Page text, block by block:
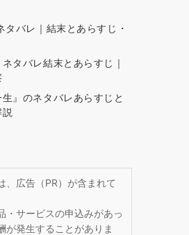
バレ｜結末とあらすじ・
タバレ結末とあらすじ｜
』のネタバレあらすじと
、広告（PR）が含まれて
・サービスの申込みがあっ
が発生することがありま